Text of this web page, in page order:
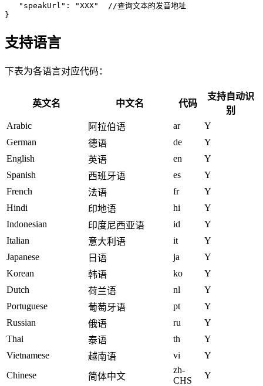
   "speakUrl": "XXX"
  //查询文本的发音地址
}
支持语言
下表为各语言对应代码：
英文名 中文名 代码
支持自动识
别
Arabic
阿拉伯语 ar
Y
German
德语 de
Y
English
英语 en
Y
Spanish
西班牙语 es
Y
French
法语 fr
Y
Hindi
印地语 hi
Y
Indonesian
印度尼西亚语 id
Y
Italian
意大利语 it
Y
Japanese
日语 ja
Y
Korean
韩语 ko
Y
Dutch
荷兰语 nl
Y
Portuguese
葡萄牙语 pt
Y
Russian
俄语 ru
Y
Thai
泰语 th
Y
Vietnamese
越南语 vi
Y
Chinese
简体中文
zh-
CHS
Y